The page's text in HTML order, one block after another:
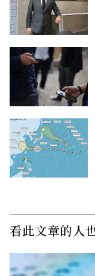
看此文章的人